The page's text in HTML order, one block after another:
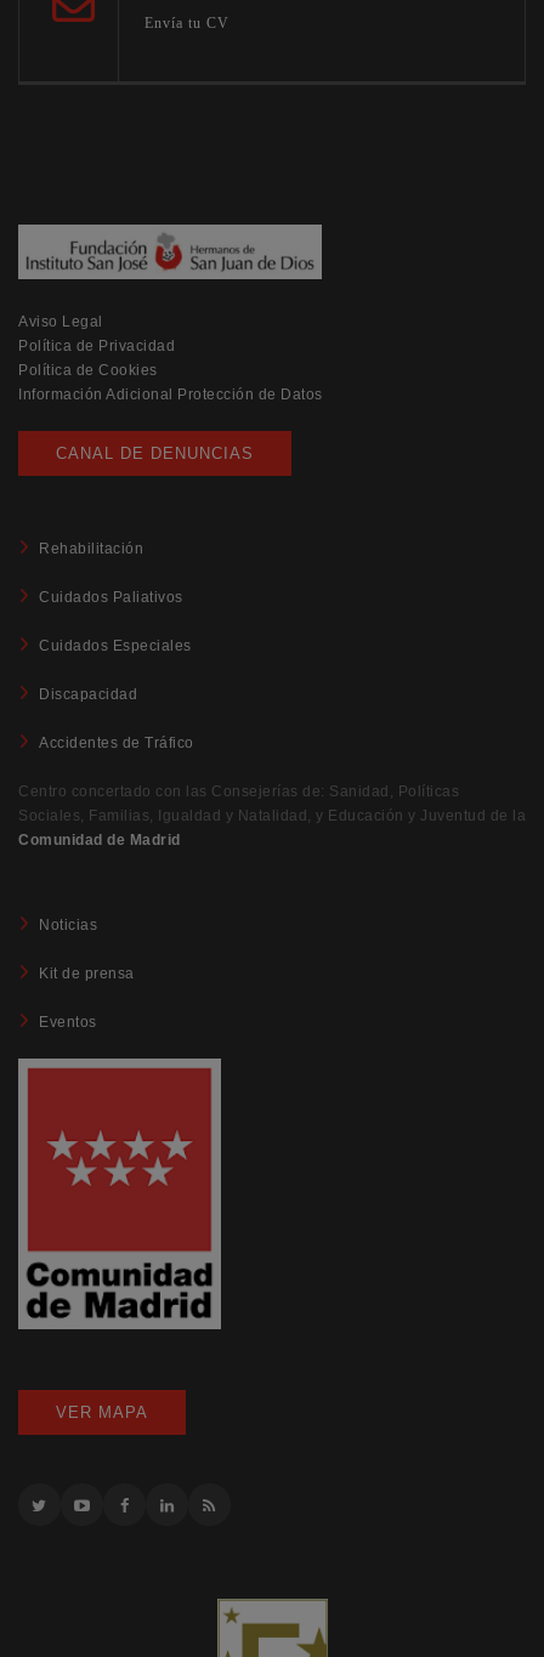
Envía tu CV
Aviso Legal
Política de Privacidad
Política de Cookies
Información Adicional Protección de Datos
CANAL DE DENUNCIAS
Rehabilitación
Cuidados Paliativos
Cuidados Especiales
Discapacidad
Accidentes de Tráfico
Centro concertado con las Consejerías de: Sanidad, Políticas
Sociales, Familias, Igualdad y Natalidad, y Educación y Juventud de la
Comunidad de Madrid
Noticias
Kit de prensa
Eventos
VER MAPA